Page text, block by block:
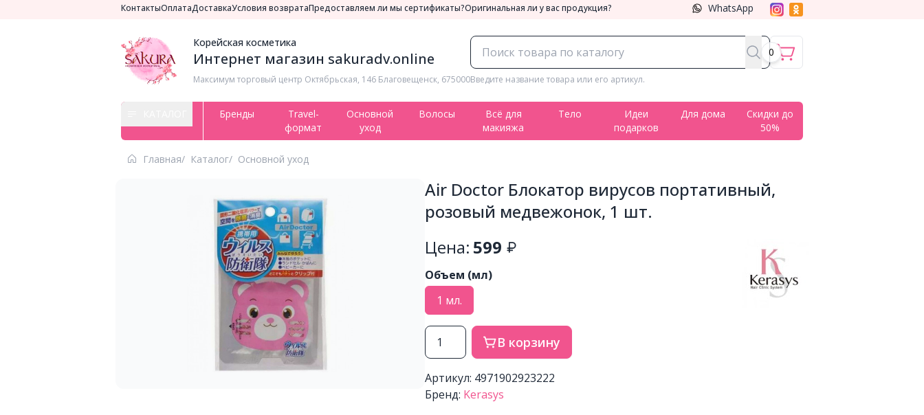
КонтактыОплатаДоставкаУсловия возвратаПредоставляем ли мы сертификаты?Оригинальная ли у вас продукция? WhatsApp
Корейская косметика
Интернет магазин sakuradv.online
Максимум торговый центр ​Октябрьская, 146 Благовещенск, 675000Введите название товара или его артикул.
0
Бренды
Travel-
формат
Основной
уход
Волосы
Всё для
макияжа
Тело
Идеи
подарков
Для дома
Скидки до
50%
Главная Каталог Основной уход
Air Doctor Блокатор вирусов портативный,
розовый медвежонок, 1 шт.
Цена: 599
Объем (мл)
1 мл.
В корзину
Артикул: 4971902923222
Бренд: Kerasys